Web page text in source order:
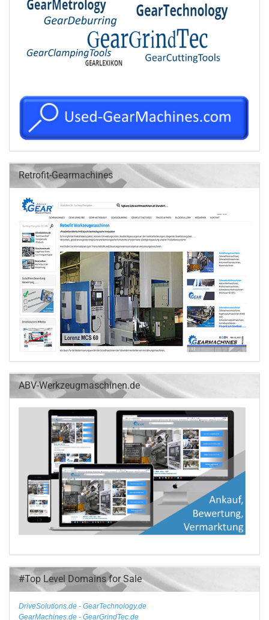
Retrofit-Gearmachines
ABV-Werkzeugmaschinen.de
#Top Level Domains for Sale
DriveSolutions.de - GearTechnology.de
GearMachines.de - GearGrindTec.de